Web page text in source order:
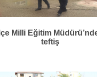
İlçe Milli Eğitim
teftiş